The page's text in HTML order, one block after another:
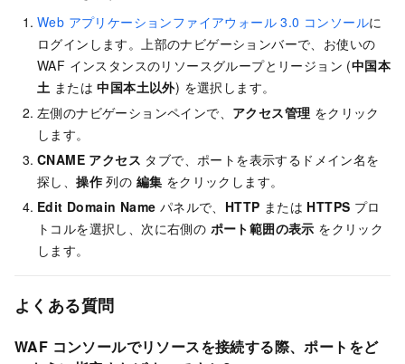
Web アプリケーションファイアウォール 3.0 コンソールに
ログインします。上部のナビゲーションバーで、お使いの
WAF インスタンスのリソースグループとリージョン (中国本
土 または中国本土以外) を選択します。
左側のナビゲーションペインで、 アクセス管理 をクリック
します。
CNAME アクセス タブで、ポートを表示するドメイン名を
探し、操作 列の 編集 をクリックします。
Edit Domain Name パネルで、 HTTP または HTTPS プロ
トコルを選択し、次に右側の ポート範囲の表示 をクリック
します。
よくある質問
WAF コンソールでリソースを接続する際、ポートをど